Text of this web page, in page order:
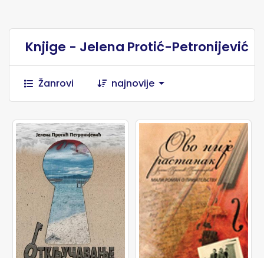
Knjige - Jelena Protić-Petronijević
Žanrovi najnovije